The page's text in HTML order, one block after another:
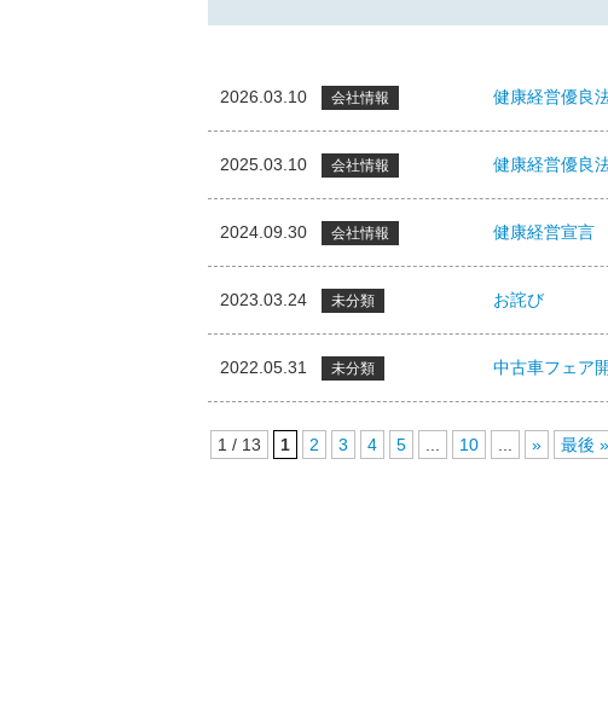
2026.03.10 会社情報 健康経営優良
2025.03.10 会社情報 健康経営優良
2024.09.30 会社情報 健康経営宣言
2023.03.24 未分類 お詫び
2022.05.31 未分類 中古車フェア
1 / 13 1 2 3 4 5 10 » 最後 »